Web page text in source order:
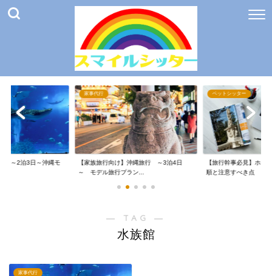
】～2泊3日～沖縄モ
家事代行
【家族旅行向け】沖縄旅行 ～3泊4日
～ モデル旅行プラン...
ペットシッター
【旅行幹事必見】ホ
順と注意すべき点
― TAG ―
水族館
家事代行